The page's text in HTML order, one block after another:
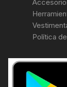
Política